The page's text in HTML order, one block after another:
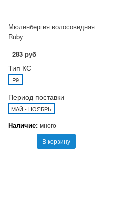
Мюленбергия волосовидная
Ruby
283 руб
Тип КС
P9
Период поставки
МАЙ - НОЯБРЬ
Наличие: много
В корзину